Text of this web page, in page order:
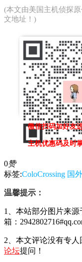
(本文由美国主机侦探
文地址！)
微信扫码加好友
主机优惠码及时
0赞
标签:ColoCrossing 国
温馨提示：
1、本站部分图片来
箱：
2、本文评论没有专
论坛提问！